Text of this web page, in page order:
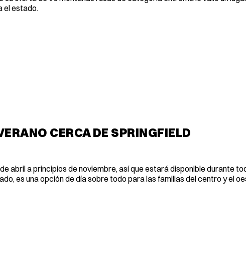
el estado.
CERCA DE SPRINGFIELD
abril a principios de noviembre, así que estará disponible durante
es una opción de día sobre todo para las familias del centro y el